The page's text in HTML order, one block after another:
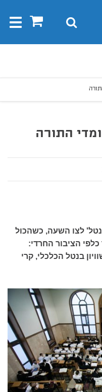
0 חיפוש
התורה
בנטל' לצו השעה, כשהכול
הציבור החרדי:
בנטל הכלכלי, קרי